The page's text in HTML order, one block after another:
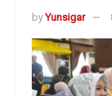
by Yunsigar